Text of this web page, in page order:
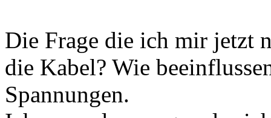
Die Frage die ich mir jetzt
die Kabel? Wie
Spannungen.